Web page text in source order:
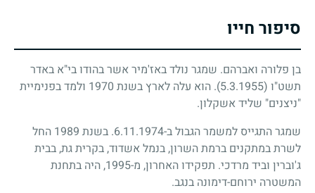
סיפור חייו
בן פלורה ואברהם. שמגר נולד באז'מיר אשר בהודו בי"א באדר
תשט"ו (5.3.1955)
. הוא עלה לארץ בשנת 1970 ולמד בפנימיית
"ניצנים" שליד אשקלון.
שמגר התגייס למשמר הגבול ב-6.11.1974. בשנת 1989 החל
לשרת במתקנים ברמת השרון, בנמל אשדוד, בקרית גת, בבית
ג'וברין וביד מרדכי. תפקידו האחרון, מ-1995, היה בתחנת
המשטרה ירוחם-דימונה בנגב.